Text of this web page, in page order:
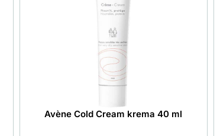
Avène Cold Cream krema 40 ml